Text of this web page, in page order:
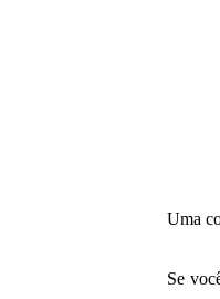
Uma
Se